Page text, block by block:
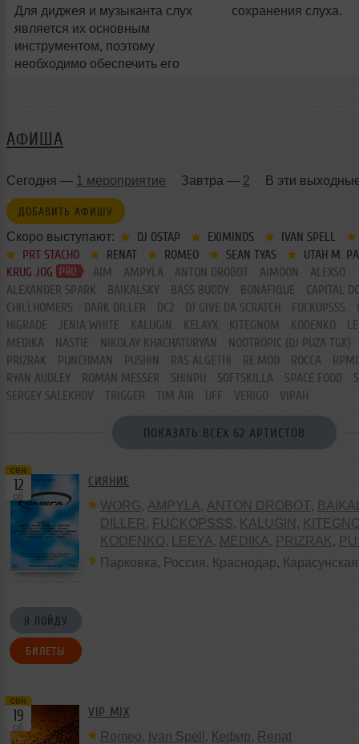
Для диджея и музыканта слух
является их основным
инструментом, поэтому
необходимо обеспечить его
сохранения слуха.
АФИША
Сегодня — 1 мероприятие Завтра — 2 В эти
ДОБАВИТЬ АФИШУ
Скоро выступают: DJ OSTAP EXIMINDS
IVAN SPELL
PRT STACHO
RENAT ROMEO SEAN TYAS
UTAH M.
KRUG JOG
AIM AMPYLA ANTON DROBOT AIMOON
ALEXSO
ALEXANDER SPARK
BAIKALSKY BASS BUDDY BONAFIQUE
CAPITAL
CHILLHOMERS
DARK DILLER DC2 DJ GIVE DA SCRATCH FUCKOPSSS
HIGRADE
JENIA WHITE KALUGIN KELAYX KITEGNOM KODENKO
MEDIKA
NASTIE NIKOLAY KHACHATURYAN
NOOTROPIC (DJ PUZA TGK)
PRIZRAK
PUNCHMAN PUSHIN RAS ALGETHI RE:MOD ROCCA
RYAN AUDLEY
ROMAN MESSER SHINPU SOFTSKILLA SPACE FOOD
SERGEY SALEKHOV
TRIGGER TIM AIR UFF VERIGO VIPAH
ПОКАЗАТЬ ВСЕХ 62 АРТИСТОВ
сен
12
сб
Я ПОЙДУ
БИЛЕТЫ
СИЯНИЕ
WORG, AMPYLA, ANTON DROBOT,
DILLER , FUCKOPSSS, KALUGIN ,
KODENKO, LEEYA, MEDIKA, PRIZRAK ,
ALGETHI
RPMD, SHINPU ,TRIGGER , UFF,
Парковка, Россия , Краснодар, Карасунская
сен
19
сб
VIP MIX
Romeo, Ivan Spell , Кефир, Renat